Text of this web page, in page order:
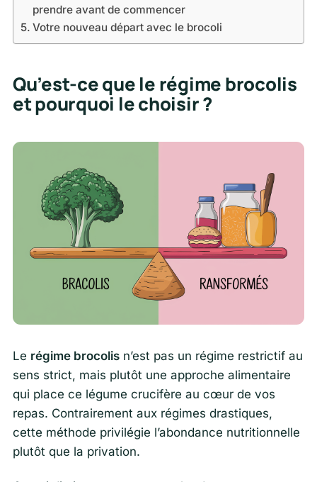
prendre avant de commencer
Votre nouveau départ avec le brocoli
Qu’est-ce que le régime brocolis
et pourquoi le choisir ?
Le régime brocolis n’est pas un régime restrictif au
sens strict, mais plutôt une approche alimentaire
qui place ce légume crucifère au cœur de vos
repas. Contrairement aux régimes drastiques,
cette méthode privilégie l’abondance nutritionnelle
plutôt que la privation.